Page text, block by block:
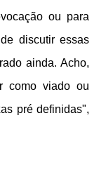
ou para
discutir essas
ainda. Acho,
como viado ou
pré definidas",